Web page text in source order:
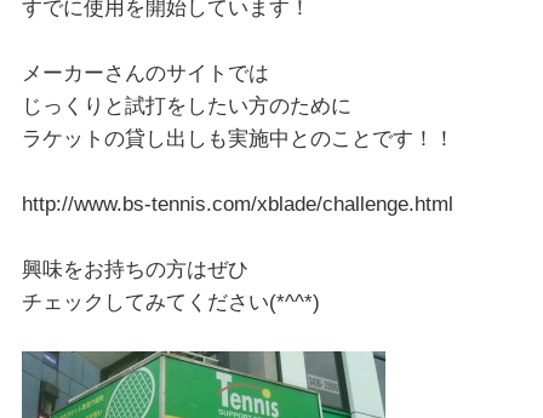
すでに使用を開始しています！
メーカーさんのサイトでは
じっくりと試打をしたい方のために
ラケットの貸し出しも実施中とのことです！！
http://www.bs-tennis.com/xblade/challenge.html
興味をお持ちの方はぜひ
チェックしてみてください(*^^*)